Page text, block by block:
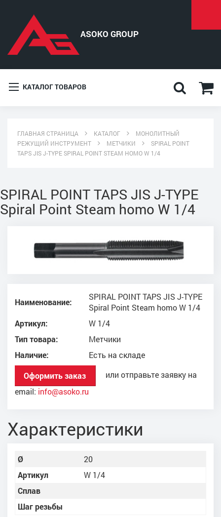
КАТАЛОГ ТОВАРОВ
ГЛАВНАЯ СТРАНИЦА КАТАЛОГ
МОНОЛИТНЫЙ
РЕЖУЩИЙ ИНСТРУМЕНТ
МЕТЧИКИ
SPIRAL POINT
TAPS JIS J-TYPE SPIRAL POINT STEAM HOMO W 1/4
SPIRAL POINT TAPS JIS J-TYPE
Spiral Point Steam homo W 1/4
Наименование:
SPIRAL POINT TAPS JIS J-TYPE
Spiral Point Steam homo W 1/4
Артикул:
W 1/4
Тип товара:
Метчики
Наличие:
Есть на складе
Оформить заказ
или отправьте заявку на
email: info@asoko.ru
Характеристики
Ø
20
Артикул
W 1/4
Сплав
Шаг резьбы